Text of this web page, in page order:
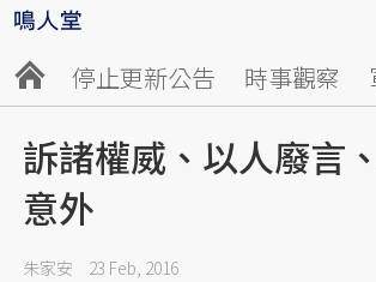
停止更新公告 時事觀察
訴諸權威、以人廢言
意外
朱家安 23 Feb, 2016